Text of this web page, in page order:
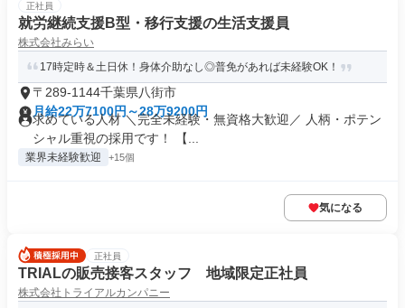
正社員
就労継続支援B型・移行支援の生活支援員
株式会社みらい
17時定時＆土日休！身体介助なし◎普免があれば未経験OK！
〒289-1144千葉県八街市
月給22万7100円～28万9200円
求めている人材 ＼完全未経験・無資格大歓迎／ 人柄・ポテン
シャル重視の採用です！ 【...
業界未経験歓迎 +15個
気になる
正社員
TRIALの販売接客スタッフ 地域限定正社員
株式会社トライアルカンパニー